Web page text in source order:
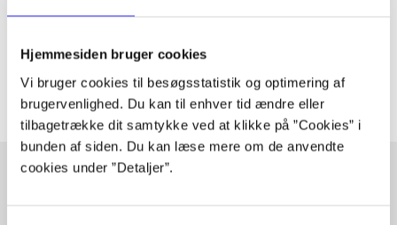
Hjemmesiden bruger cookies
Vi bruger cookies til besøgsstatistik og optimering af
brugervenlighed. Du kan til enhver tid ændre eller
tilbagetrække dit samtykke ved at klikke på ”Cookies” i
bunden af siden. Du kan læse mere om de anvendte
cookies under ”Detaljer”.
Artiklerne i handler ofte om